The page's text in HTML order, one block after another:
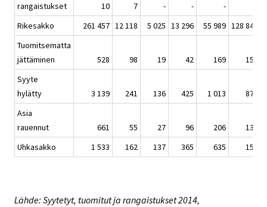
rangaistukset
10 7 - - -
Rikesakko
261 457 12 118 5 025 13 296 55 989 128 849
Tuomitsematta
jättäminen
528 98 19 42 169
150
Syyte
hylätty
3 139 241 136 425 1 013
873
Asia
rauennut
661 55 27 96 206
139
Uhkasakko
1 533 162 137 365 635 159
Lähde: Syytetyt, tuomitut ja rangaistukset 2014,